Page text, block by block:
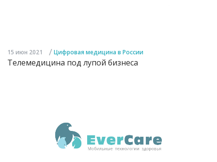
15 июн 2021 / Цифровая медицина в России
Телемедицина под лупой бизнеса